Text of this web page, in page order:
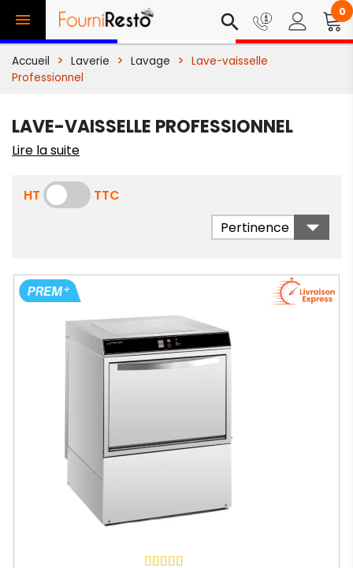
 search 0
Accueil Laverie Lavage
Lave-vaisselle
Professionnel
LAVE-VAISSELLE PROFESSIONNEL
Lire la suite
HT
TTC
Pertinence
